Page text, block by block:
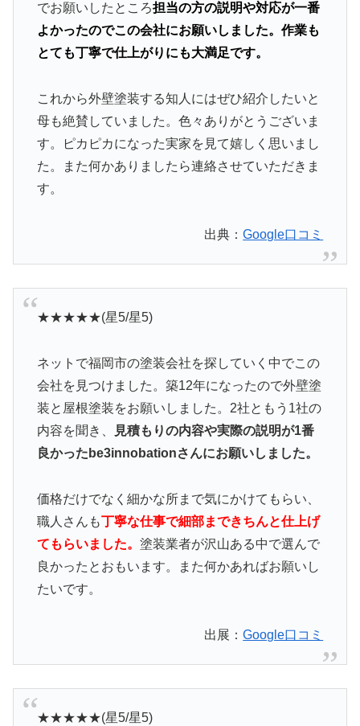
でお願いしたところ担当の方の説明や対応が一番
よかったのでこの会社にお願いしました。作業も
とても丁寧で仕上がりにも大満足です。
これから外壁塗装する知人にはぜひ紹介したいと
母も絶賛していました。色々ありがとうございま
す。ピカピカになった実家を見て嬉しく思いまし
た。また何かありましたら連絡させていただきま
す。
出典：Google口コミ
★★★★★(星5/星5)
ネットで福岡市の塗装会社を探していく中でこの
会社を見つけました。築12年になったので外壁塗
装と屋根塗装をお願いしました。2社ともう1社の
内容を聞き、
見積もりの内容や実際の説明が1番
良かったbe3innobationさんにお願いしました。
価格だけでなく細かな所まで気にかけてもらい、
職人さんも丁寧な仕事で細部まできちんと仕上げ
てもらいました。 塗装業者が沢山ある中で選んで
良かったとおもいます。また何かあればお願いし
たいです。
出展：Google口コミ
★★★★★(星5/星5)